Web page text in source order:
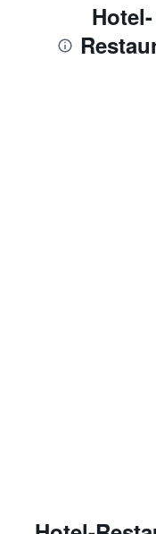
المزايا ووسائل الراحة في Hotel-